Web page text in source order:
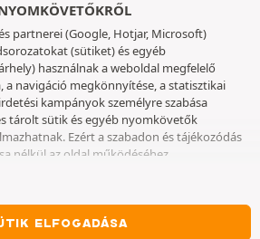
partnerei (Google, Hotjar, Microsoft)
(sütiket) és egyéb
használnak a weboldal megfelelő
a navigáció megkönnyítése, a statisztikai
kampányok személyre szabása
tárolt sütik és egyéb nyomkövetők
Ezért a szabadon és tájékozódás
nélkül az oldal működéséhez
Az Ön által választott beállításokat 6
bármikor visszavonhatja aSütik
Ön dönthet úgy, hogy a böngészést a
ELFOGADÁSA